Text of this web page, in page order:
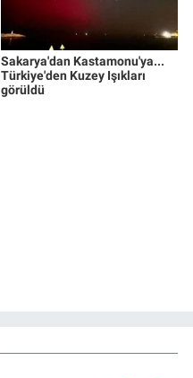
Sakarya'dan Kastamonu'ya...
Türkiye'den Kuzey Işıkları
görüldü